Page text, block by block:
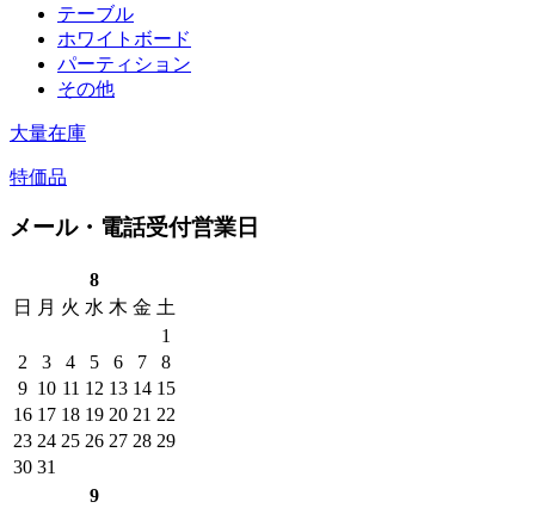
テーブル
ホワイトボード
パーティション
その他
大量在庫
特価品
メール・電話受付営業日
8
日
月 火 水 木 金 土
1
2
3 4 5 6 7
8
9 10 11 12 13 14 15
16 17 18 19 20 21 22
23 24 25 26 27 28 29
30 31
9